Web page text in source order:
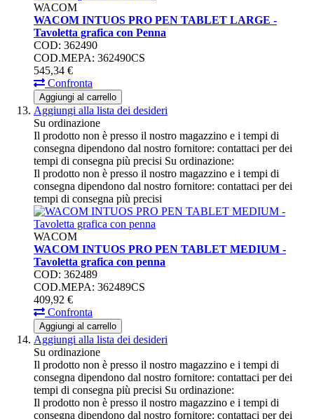
WACOM
WACOM INTUOS PRO PEN TABLET LARGE -
Tavoletta grafica con Penna
COD: 362490
COD.MEPA: 362490CS
545,34 €
Confronta
Aggiungi al carrello
Aggiungi alla lista dei desideri
Su ordinazione
Il prodotto non è presso il nostro magazzino e i tempi di
consegna dipendono dal nostro fornitore: contattaci per dei
tempi di consegna più precisi Su ordinazione:
Il prodotto non è presso il nostro magazzino e i tempi di
consegna dipendono dal nostro fornitore: contattaci per dei
tempi di consegna più precisi
WACOM
WACOM INTUOS PRO PEN TABLET MEDIUM -
Tavoletta grafica con penna
COD: 362489
COD.MEPA: 362489CS
409,92 €
Confronta
Aggiungi al carrello
Aggiungi alla lista dei desideri
Su ordinazione
Il prodotto non è presso il nostro magazzino e i tempi di
consegna dipendono dal nostro fornitore: contattaci per dei
tempi di consegna più precisi Su ordinazione:
Il prodotto non è presso il nostro magazzino e i tempi di
consegna dipendono dal nostro fornitore: contattaci per dei